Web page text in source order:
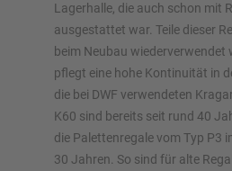
Lagerhalle, die auch schon mit
ausgestattet war. Teile dieser
beim Neubau wiederverwendet
pflegt eine hohe Kontinuität in
die bei DWF verwendeten
K60 sind bereits seit rund 40
die Palettenregale vom Typ P3
30 Jahren. So sind für alte